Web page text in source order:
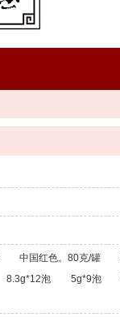
中国红色。80克/罐
8.3g*12泡 5g*9泡